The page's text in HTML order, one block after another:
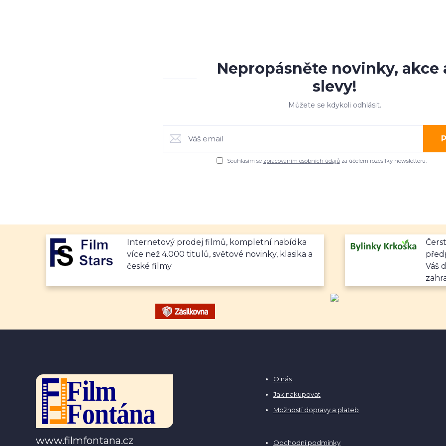
Nepropásněte novinky, akce
slevy!
Můžete se kdykoli odhlásit.
Souhlasím se zpracováním osobních údajůza účelem rozesílky newsletteru.
Internetový prodej filmů, kompletní nabídka
více než 4.000 titulů, světové novinky, klasika a
české filmy
Váš
www.filmfontana.cz
O nás
Jak nakupovat
Možnosti dopravy a plateb
Obchodní podmínky